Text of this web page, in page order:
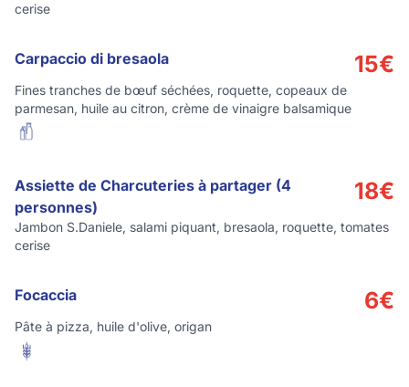
cerise
Carpaccio di bresaola 15€
Fines tranches de bœuf séchées, roquette, copeaux de
parmesan, huile au citron, crème de vinaigre balsamique
Assiette de Charcuteries à partager (4
personnes)
18€
Jambon S.Daniele, salami piquant, bresaola, roquette, tomates
cerise
Focaccia 6€
Pâte à pizza, huile d'olive, origan